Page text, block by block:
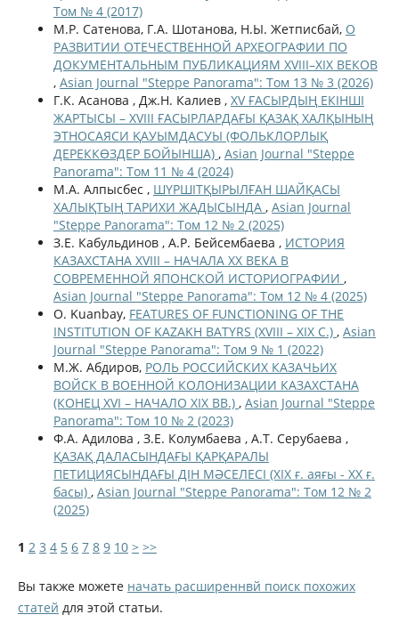
Том № 4 (2017)
М.Р. Сатенова, Г.А. Шотанова, Н.Ы. Жетписбай, О
РАЗВИТИИ ОТЕЧЕСТВЕННОЙ АРХЕОГРАФИИ ПО
ДОКУМЕНТАЛЬНЫМ ПУБЛИКАЦИЯМ XVIII–XIX ВЕКОВ
, Asian Journal "Steppe Panorama": Том 13 № 3 (2026)
Г.К. Асанова , Дж.Н. Калиев , XV ҒАСЫРДЫҢ ЕКІНШІ
ЖАРТЫСЫ – XVIII ҒАСЫРЛАРДАҒЫ ҚАЗАҚ ХАЛҚЫНЫҢ
ЭТНОСАЯСИ ҚАУЫМДАСУЫ (ФОЛЬКЛОРЛЫҚ
ДЕРЕККӨЗДЕР БОЙЫНША) , Asian Journal "Steppe
Panorama": Том 11 № 4 (2024)
М.А. Алпысбес , ШҮРШІТҚЫРЫЛҒАН ШАЙҚАСЫ
ХАЛЫҚТЫҢ ТАРИХИ ЖАДЫСЫНДА , Asian Journal
"Steppe Panorama": Том 12 № 2 (2025)
З.Е. Кабульдинов , А.Р. Бейсембаева , ИСТОРИЯ
КАЗАХСТАНА XVIII – НАЧАЛА ХХ ВЕКА В
СОВРЕМЕННОЙ ЯПОНСКОЙ ИСТОРИОГРАФИИ ,
Asian Journal "Steppe Panorama": Том 12 № 4 (2025)
O. Kuanbay, FEATURES OF FUNCTIONING OF THE
INSTITUTION OF KAZAKH BATYRS (XVIII – XIX С.) , Asian
Journal "Steppe Panorama": Том 9 № 1 (2022)
М.Ж. Абдиров, РОЛЬ РОССИЙСКИХ КАЗАЧЬИХ
ВОЙСК В ВОЕННОЙ КОЛОНИЗАЦИИ КАЗАХСТАНА
(КОНЕЦ XVI – НАЧАЛО XIX ВВ.) , Asian Journal "Steppe
Panorama": Том 10 № 2 (2023)
Ф.А. Адилова , З.Е. Колумбаева , А.Т. Серубаева ,
ҚАЗАҚ ДАЛАСЫНДАҒЫ ҚАРҚАРАЛЫ
ПЕТИЦИЯСЫНДАҒЫ ДІН МӘСЕЛЕСІ (ХІХ ғ. аяғы - ХХ ғ.
басы) , Asian Journal "Steppe Panorama": Том 12 № 2
(2025)
1 2 3 4 5 6 7 8 9 10 > >>
Вы также можете начать расширеннвй поиск похожих
статей для этой статьи.